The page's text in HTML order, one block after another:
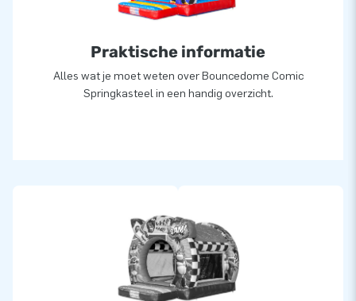
Praktische informatie
Alles wat je moet weten over Bouncedome Comic
Springkasteel in een handig overzicht.